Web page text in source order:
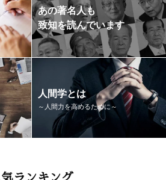
あの著名人も
致知を読んでいます
人間学とは
～人間力を高めるために～